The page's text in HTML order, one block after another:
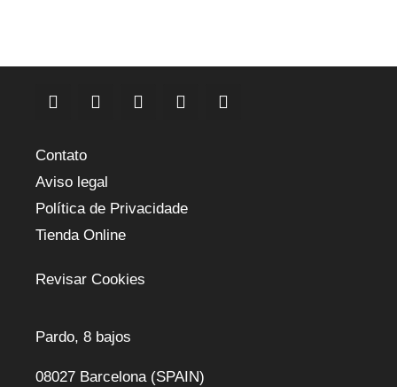
Contato
Aviso legal
Política de Privacidade
Tienda Online
Revisar Cookies
Pardo, 8 bajos
08027 Barcelona (SPAIN)